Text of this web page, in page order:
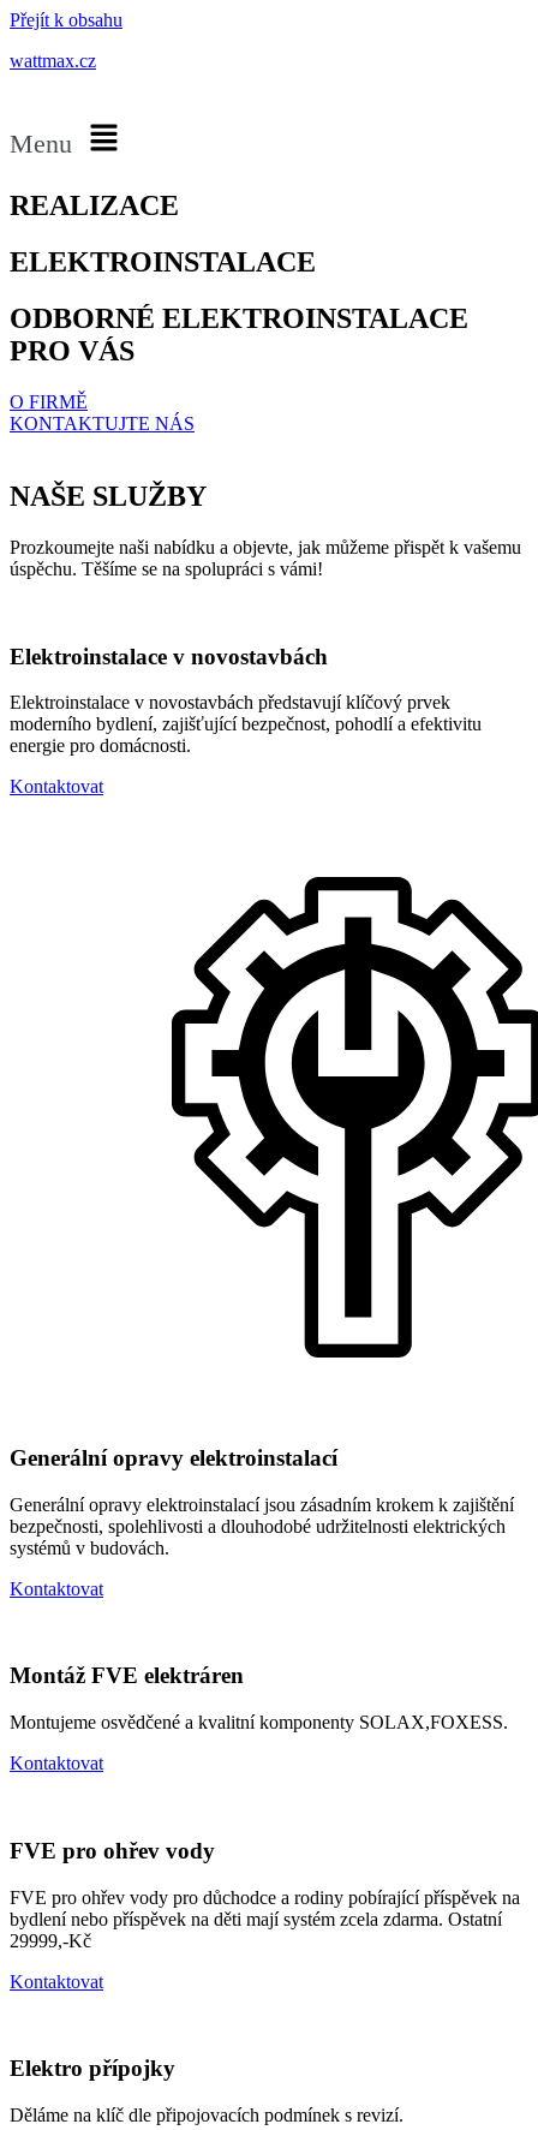
Přejít k obsahu
wattmax.cz
Menu
REALIZACE
ELEKTROINSTALACE
ODBORNÉ ELEKTROINSTALACE
PRO VÁS
O FIRMĚ
KONTAKTUJTE NÁS
NAŠE SLUŽBY
Prozkoumejte naši nabídku a objevte, jak můžeme přispět k vašemu
úspěchu. Těšíme se na spolupráci s vámi!
Elektroinstalace v novostavbách
Elektroinstalace v novostavbách představují klíčový prvek
moderního bydlení, zajišťující bezpečnost, pohodlí a efektivitu
energie pro domácnosti.
Kontaktovat
Generální opravy elektroinstalací
Generální opravy elektroinstalací jsou zásadním krokem k zajištění
bezpečnosti, spolehlivosti a dlouhodobé udržitelnosti elektrických
systémů v budovách.
Kontaktovat
Montáž FVE elektráren
Montujeme osvědčené a kvalitní komponenty SOLAX,FOXESS.
Kontaktovat
FVE pro ohřev vody
FVE pro ohřev vody pro důchodce a rodiny pobírající příspěvek na
bydlení nebo příspěvek na děti mají systém zcela zdarma. Ostatní
29999,-Kč
Kontaktovat
Elektro přípojky
Děláme na klíč dle připojovacích podmínek s revizí.